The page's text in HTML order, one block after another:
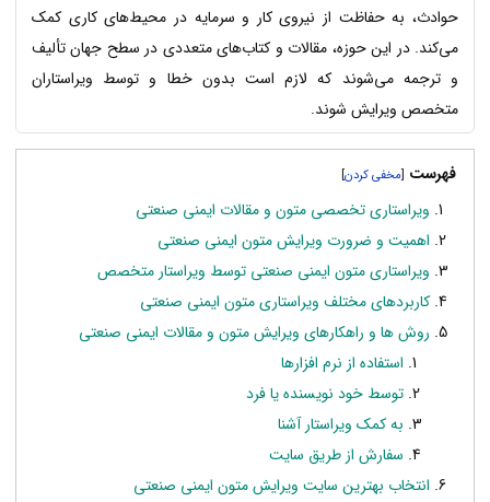
حوادث، به حفاظت از نیروی کار و سرمایه در محیط‌های کاری کمک
می‌کند. در این حوزه، مقالات و کتاب‌های متعددی در سطح جهان تألیف
و ترجمه می‌شوند که لازم است بدون خطا و توسط ویراستاران
متخصص ویرایش شوند.
فهرست [
]
ویراستاری تخصصی متون و مقالات ایمنی صنعتی
اهمیت و ضرورت ویرایش متون ایمنی صنعتی
ویراستاری متون ایمنی صنعتی توسط ویراستار متخصص
کاربردهای مختلف ویراستاری متون ایمنی صنعتی
روش ها و راهکارهای ویرایش متون و مقالات ایمنی صنعتی
استفاده از نرم افزارها
توسط خود نویسنده یا فرد
به کمک ویراستار آشنا
سفارش از طریق سایت
انتخاب بهترین سایت ویرایش متون ایمنی صنعتی